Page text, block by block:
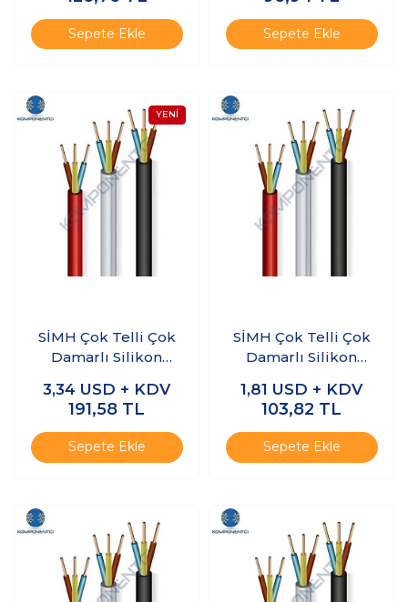
Sepete Ekle Sepete Ekle
SİMH Çok Telli Çok
Damarlı Silikon
Metre
3,34 USD + KDV
191,58 TL
Sepete Ekle
SİMH Çok Telli Çok
Damarlı Silikon
Metre
1,81 USD + KDV
103,82 TL
Sepete Ekle